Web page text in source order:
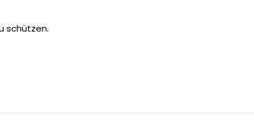
schützen.